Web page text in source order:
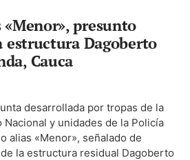
presunto
estructura Dagoberto
Cauca
desarrollada por tropas de la
y unidades de la Policía
alias «Menor», señalado de
la estructura residual Dagoberto